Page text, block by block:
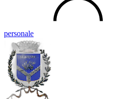
personale